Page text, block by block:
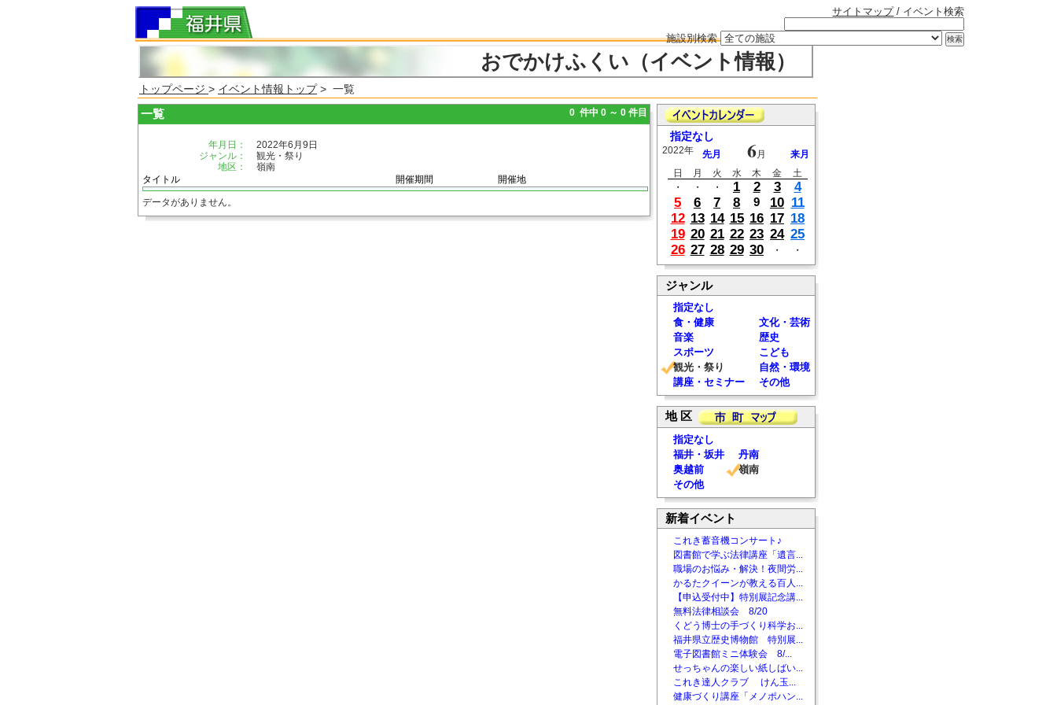
サイトマップ/ イベント検索
施設別検索
おでかけふくい（イベント情報）
トップページ > イベント情報トップ> 一覧
一覧 0 件中 0 ～ 0 件目
年月日：
2022年6月9日
ジャンル：
観光・祭り
地区：
嶺南
タイトル
開催期間 開催地
データがありません。
指定なし
2022年 先月 6月
来月
日
月 火 水 木 金
土
・
・ ・ 1 2 3
4
5
6 7 8 9 10 11
12 13 14 15 16 17 18
19 20 21 22 23 24 25
26 27 28 29 30 ・ ・
ジャンル
指定なし
食・健康
文化・芸術
音楽
歴史
スポーツ
こども
観光・祭り
自然・環境
講座・セミナー
その他
地 区
指定なし
福井・坂井
丹南
奥越前
嶺南
その他
新着イベント
これき蓄音機コンサート♪
図書館で学ぶ法律講座「遺言...
職場のお悩み・解決！夜間労...
かるたクイーンが教える百人...
【申込受付中】特別展記念講...
無料法律相談会 8/20
くどう博士の手づくり科学お...
福井県立歴史博物館 特別展...
電子図書館ミニ体験会 8/...
せっちゃんの楽しい紙しばい...
これき達人クラブ けん玉...
健康づくり講座「メノポハン...